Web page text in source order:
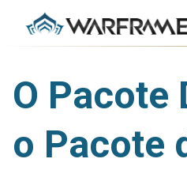
O Pacote
o Pacote